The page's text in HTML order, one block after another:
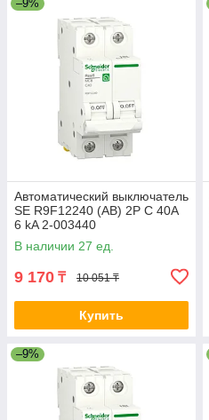
–9%
Автоматический выключатель
SE R9F12240 (АВ) 2P С 40А
6 kA 2-003440
В наличии 27 ед.
9 170 ₸ 10 051 ₸
Купить
–9%